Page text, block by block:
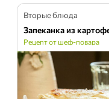
Вторые блюда
Рецепт от шеф-повара